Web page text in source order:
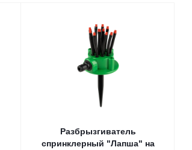
Разбрызгиватель
спринклерный "Лапша" на